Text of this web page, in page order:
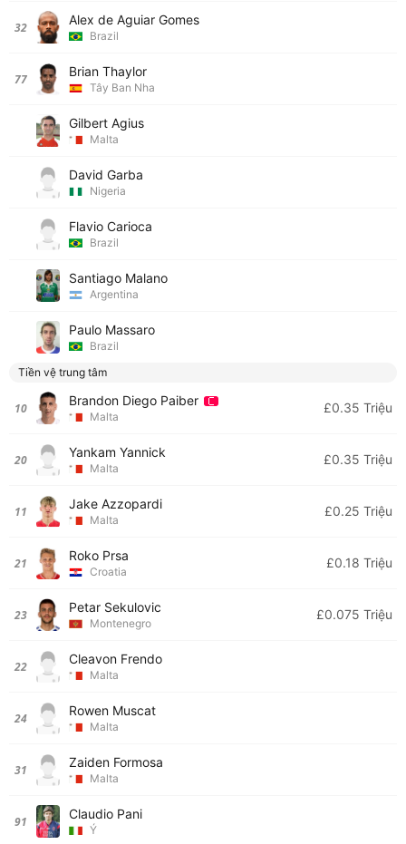
32 Alex de Aguiar Gomes
Brazil
77 Brian Thaylor
Tây Ban Nha
Gilbert Agius
Malta
David Garba
Nigeria
Flavio Carioca
Brazil
Santiago Malano
Argentina
Paulo Massaro
Brazil
Tiền vệ trung tâm
10 Brandon Diego Paiber
Malta
£0.35 Triệu
20 Yankam Yannick
Malta
£0.35 Triệu
11 Jake Azzopardi
Malta
£0.25 Triệu
21 Roko Prsa
Croatia
£0.18 Triệu
23 Petar Sekulovic
Montenegro
£0.075 Triệu
22 Cleavon Frendo
Malta
24 Rowen Muscat
Malta
31 Zaiden Formosa
Malta
91 Claudio Pani
Ý